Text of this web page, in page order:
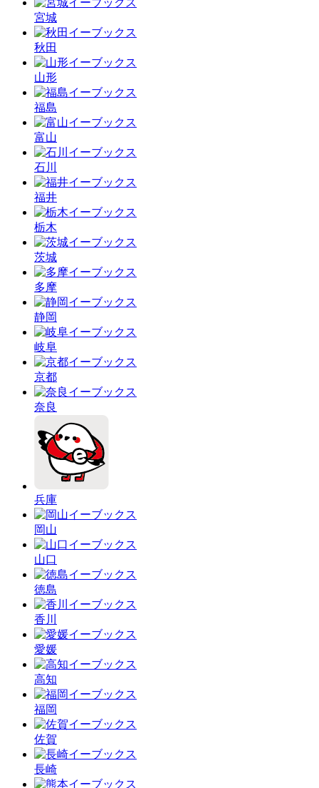
宮城
秋田
山形
福島
富山
石川
福井
栃木
茨城
多摩
静岡
岐阜
京都
奈良
兵庫
岡山
山口
徳島
香川
愛媛
高知
福岡
佐賀
長崎